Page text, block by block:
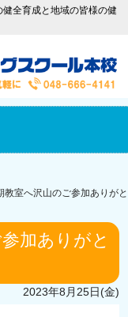
全育成と地域の皆様の健
教室へ沢山のご参加ありがと
加ありがと
2023年8月25日(金)